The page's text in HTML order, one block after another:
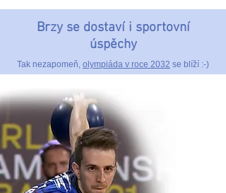
Brzy se dostaví i sportovní
úspěchy
Tak nezapomeň, olympiáda v roce 2032 se blíží :-)